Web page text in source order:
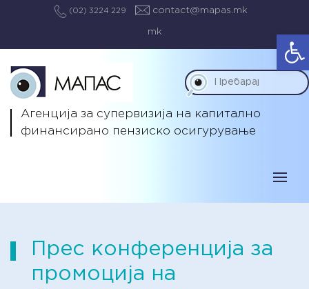
(02) 3224 229 contact@mapas.mk
mk
Агенција за супервизија на капитално
финансирано пензиско осигурување
Прес конференција за
промоција на